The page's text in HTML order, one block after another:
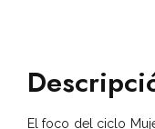
El foco del ciclo